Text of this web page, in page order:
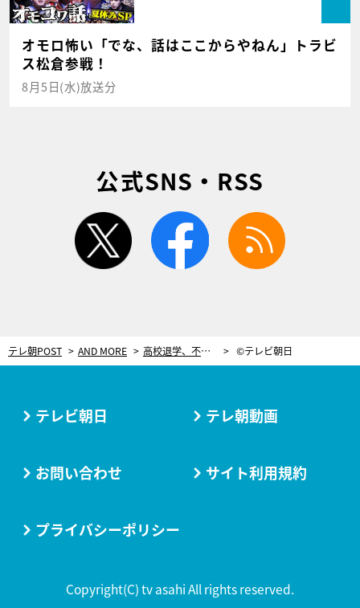
オモロ怖い「でな、話はここからやねん」トラビ
ス松倉参戦！
8月5日(水)放送分
公式SNS・RSS
twitter facebook
テレ朝POST AND MORE 高校退学、不自由だったモデル時代…。女優・渡辺真起子、知られざる過去を語る ©テレビ朝日
テレビ朝日 テレ朝動画
お問い合わせ サイト利用規約
プライバシーポリシー
Copyright(C) tv asahi All rights reserved.